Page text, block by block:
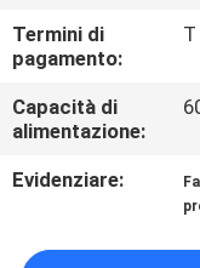
NOTIZIE
CHIEDI UN
PREVENTIVO
Termini di
pagamento:
T
Capacità di
alimentazione:
Evidenziare: